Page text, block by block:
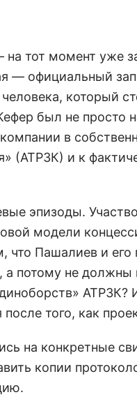
тот момент уже
— официальный
который
был не просто
в
(АТРЗК) и к
эпизоды.
модели
что Пашалиев и
потому не должны
АТРЗК?
того, как
на конкретные
копии